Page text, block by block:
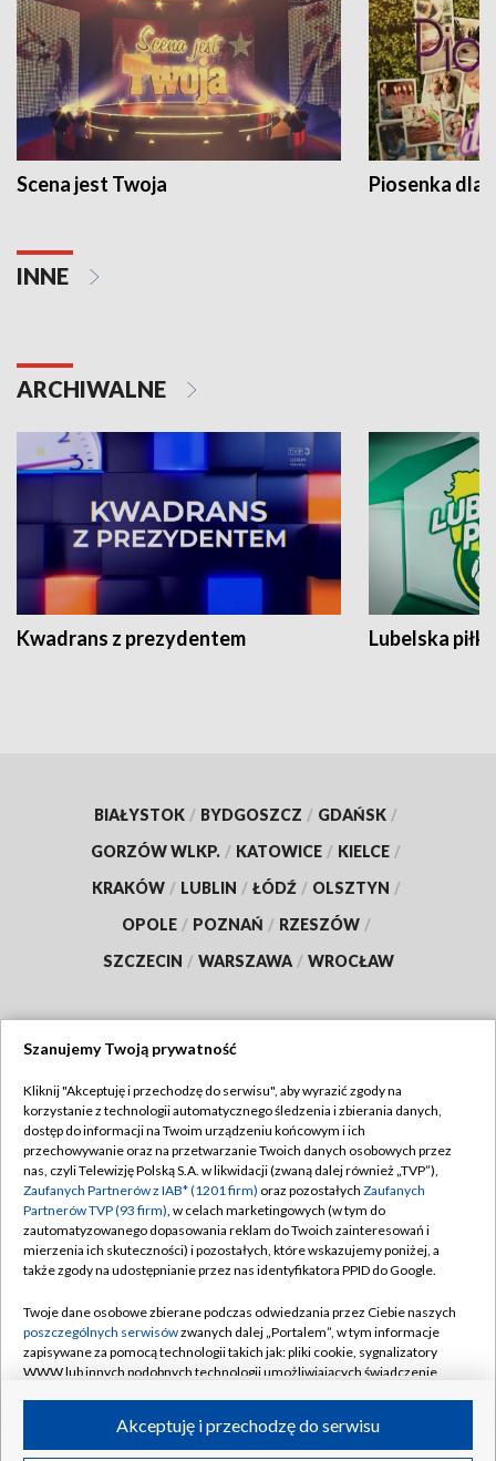
Scena jest Twoja Piosenka dla
INNE
ARCHIWALNE
Kwadrans z prezydentem Lubelska piłka
BIAŁYSTOK / BYDGOSZCZ / GDAŃSK /
GORZÓW WLKP. / KATOWICE / KIELCE /
KRAKÓW / LUBLIN / ŁÓDŹ / OLSZTYN /
OPOLE / POZNAŃ / RZESZÓW /
SZCZECIN / WARSZAWA / WROCŁAW
TVP
Abonament TVP
Emisja w TVP
Centrum informacji TVP
Naziemna Telewizja Cyfrowa
Rada Programowa
System NOS
Informacje o nadawcy
Program dla prasy
Regulamin TVP
Polityka prywatności
Moje zgody
Pomoc
Kontakt
Kanały
Szanujemy Twoją prywatność
Kliknij "Akceptuję i przechodzę do serwisu", aby wyrazić zgody na
korzystanie z technologii automatycznego śledzenia i zbierania danych,
dostęp do informacji na Twoim urządzeniu końcowym i ich
przechowywanie oraz na przetwarzanie Twoich danych osobowych przez
nas, czyli Telewizję Polską S.A. w likwidacji (zwaną dalej również „TVP”),
Zaufanych Partnerów z IAB* (1201 firm) oraz pozostałych Zaufanych
Partnerów TVP (93 firm), w celach marketingowych (w tym do
zautomatyzowanego dopasowania reklam do Twoich zainteresowań i
mierzenia ich skuteczności) i pozostałych, które wskazujemy poniżej, a
także zgody na udostępnianie przez nas identyfikatora PPID do Google.
Twoje dane osobowe zbierane podczas odwiedzania przez Ciebie naszych
poszczególnych serwisówzwanych dalej „Portalem”, w tym informacje
zapisywane za pomocą technologii takich jak: pliki cookie, sygnalizatory
WWW lub innych podobnych technologii umożliwiających świadczenie
ruchu w Internecie.Akceptuję i przechodzę do serwisu